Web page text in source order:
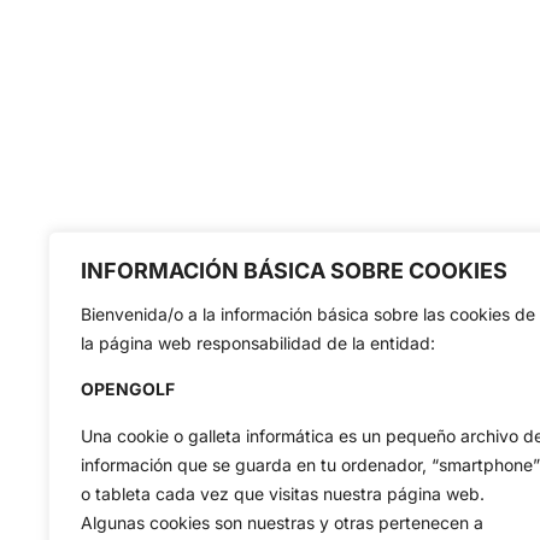
INFORMACIÓN BÁSICA SOBRE COOKIES
Bienvenida/o a la información básica sobre las cookies de
la página web responsabilidad de la entidad:
OPENGOLF
Una cookie o galleta informática es un pequeño archivo
información que se guarda en tu ordenador, “smartphone”
o tableta cada vez que visitas nuestra página web.
Algunas cookies son nuestras y otras pertenecen a